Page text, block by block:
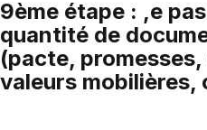
9ème étape : ,e
quantité de
(pacte,
valeurs mobilières,